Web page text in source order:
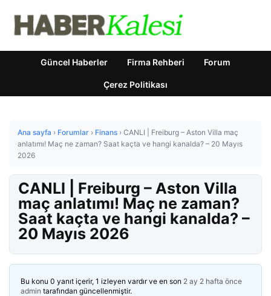
Güncel Haberler Firma Rehberi Forum
Çerez Politikası
Ana sayfa › Forumlar › Finans › CANLI | Freiburg – Aston Villa maç
anlatımı! Maç ne zaman? Saat kaçta ve hangi kanalda? – 20 Mayıs
2026
CANLI | Freiburg – Aston Villa
maç anlatımı! Maç ne zaman?
Saat kaçta ve hangi kanalda? –
20 Mayıs 2026
Bu konu 0 yanıt içerir, 1 izleyen vardır ve en son 2 ay 2 hafta önce
admin tarafından güncellenmiştir.